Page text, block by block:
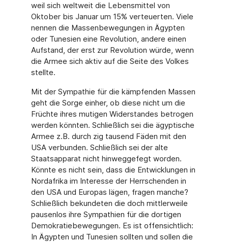
weil sich weltweit die Lebensmittel von
Oktober bis Januar um 15% verteuerten. Viele
nennen die Massenbewegungen in Ägypten
oder Tunesien eine Revolution, andere einen
Aufstand, der erst zur Revolution würde, wenn
die Armee sich aktiv auf die Seite des Volkes
stellte.
Mit der Sympathie für die kämpfenden Massen
geht die Sorge einher, ob diese nicht um die
Früchte ihres mutigen Widerstandes betrogen
werden könnten. Schließlich sei die ägyptische
Armee z.B. durch zig tausend Fäden mit den
USA verbunden. Schließlich sei der alte
Staatsapparat nicht hinweggefegt worden.
Könnte es nicht sein, dass die Entwicklungen in
Nordafrika im Interesse der Herrschenden in
den USA und Europas lägen, fragen manche?
Schließlich bekundeten die doch mittlerweile
pausenlos ihre Sympathien für die dortigen
Demokratiebewegungen. Es ist offensichtlich:
In Ägypten und Tunesien sollten und sollen die